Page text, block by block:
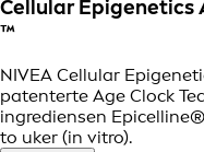
Cellular Epigenetics
™
NIVEA Cellular
patenterte Age Clock
ingrediensen
to uker (in vitro).